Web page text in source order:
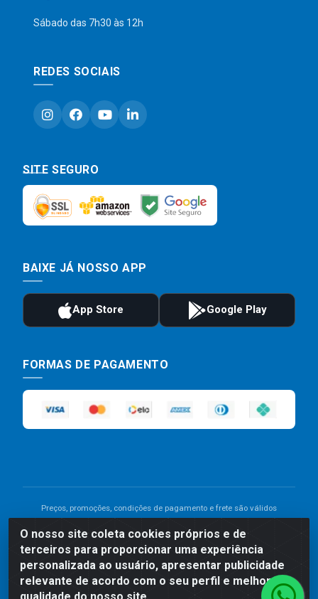
O nosso site coleta cookies próprios e de
terceiros para proporcionar uma experiência
personalizada ao usuário, apresentar publicidade
relevante de acordo com o seu perfil e melhorar a
Sábado das 7h30 às 12h
REDES SOCIAIS
SITE SEGURO
BAIXE JÁ NOSSO APP
FORMAS DE PAGAMENTO
Preços, promoções, condições de pagamento e frete são válidos
divergência de preço de um produto, será válido o preço que for
exibido no carrinho de compras do site no momento do pagamento.
As vendas estão sujeitas a análise e disponibilidade do estoque.
Imagens de produtos meramente ilustrativas.